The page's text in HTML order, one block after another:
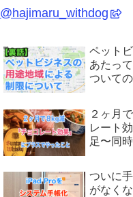
@hajimaru_withdog
ペット
あたっ
ついて
２ヶ月
レート
足〜同
ついに
がなく